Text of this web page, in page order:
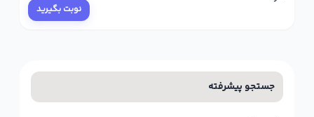
نوبت بگیرید
جستجو پیشرفته